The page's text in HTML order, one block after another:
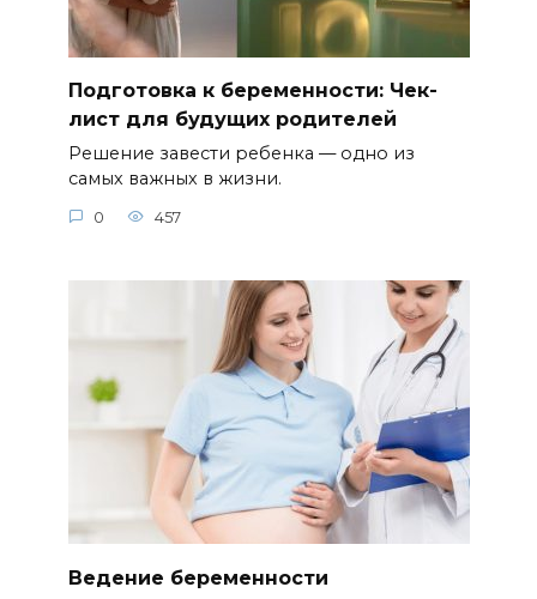
Подготовка к беременности: Чек-
лист для будущих родителей
Решение завести ребенка — одно из
самых важных в жизни.
0 457
Ведение беременности